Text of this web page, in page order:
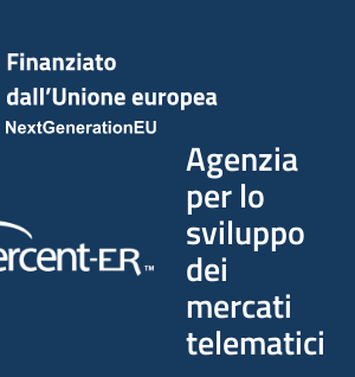
Agenzia
per lo
sviluppo
dei
mercati
telematici